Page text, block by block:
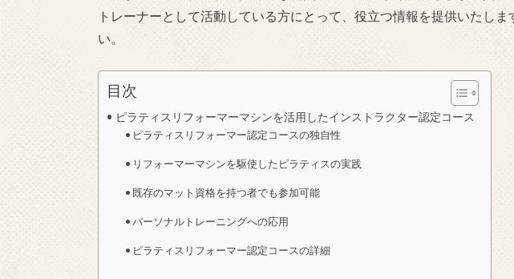
トレーナーとして活動している方にとって、役立つ情報を提供いたしま
い。
目次
ピラティスリフォーマーマシンを活用したインストラクター認定コース
ピラティスリフォーマー認定コースの独自性
リフォーマーマシンを駆使したピラティスの実践
既存のマット資格を持つ者でも参加可能
パーソナルトレーニングへの応用
ピラティスリフォーマー認定コースの詳細